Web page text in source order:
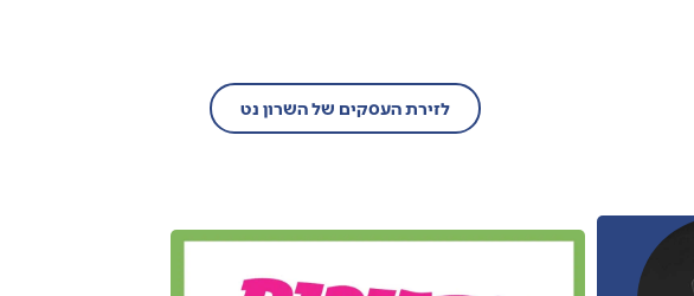
לזירת העסקים של השרון נט